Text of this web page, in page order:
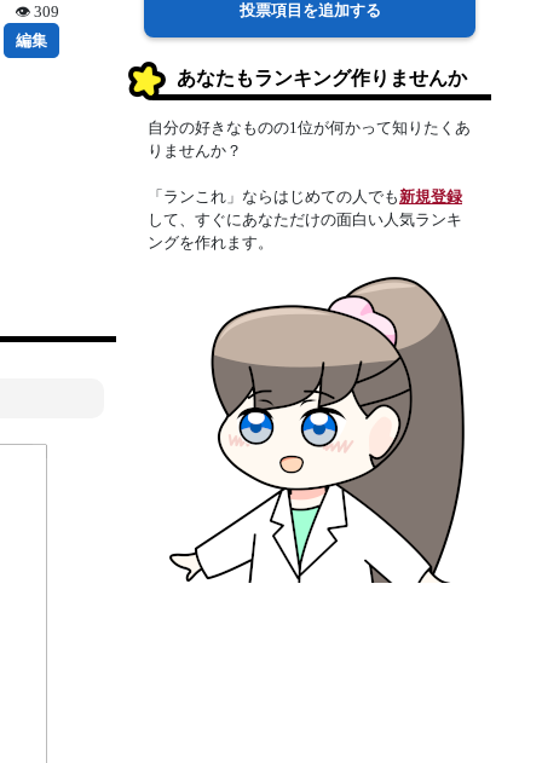
👁 309
編集
投票項目を追加する
あなたもランキング作りませんか
自分の好きなものの1位が何かって知りたくあ
りませんか？
「ランこれ」ならはじめての人でも新規登録
して、すぐにあなただけの面白い人気ランキ
ングを作れます。